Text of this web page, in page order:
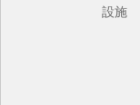
設施